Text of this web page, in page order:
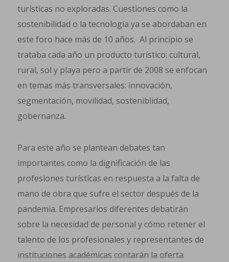
turísticas no exploradas. Cuestiones como la
sostenibilidad o la tecnología ya se abordaban en
este foro hace más de 10 años. Al principio se
trataba cada año un producto turístico: cultural,
rural, sol y playa pero a partir de 2008 se enfocan
en temas más transversales: innovación,
segmentación, movilidad, sosteniblidad,
gobernanza.
Para este año se plantean debates tan
importantes como la dignificación de las
profesiones turísticas en respuesta a la falta de
mano de obra que sufre el sector después de la
pandemia. Empresarios diferentes debatirán
sobre la necesidad de personal y cómo retener el
talento de los profesionales y representantes de
instituciones académicas contarán la oferta